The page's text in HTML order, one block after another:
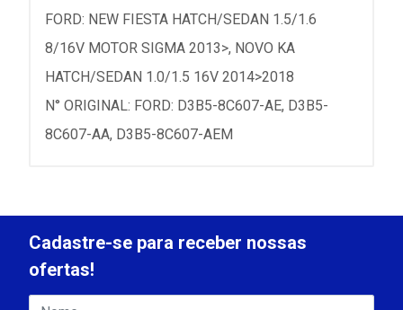
FORD: NEW FIESTA HATCH/SEDAN 1.5/1.6
8/16V MOTOR SIGMA 2013>, NOVO KA
HATCH/SEDAN 1.0/1.5 16V 2014>2018
N° ORIGINAL: FORD: D3B5-8C607-AE, D3B5-
8C607-AA, D3B5-8C607-AEM
Cadastre-se para receber nossas
ofertas!